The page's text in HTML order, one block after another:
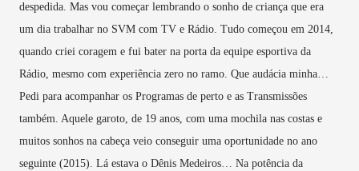
despedida. Mas vou começar lembrando o sonho de criança que era
um dia trabalhar no SVM com TV e Rádio. Tudo começou em 2014,
quando criei coragem e fui bater na porta da equipe esportiva da
Rádio, mesmo com experiência zero no ramo. Que audácia minha…
Pedi para acompanhar os Programas de perto e as Transmissões
também. Aquele garoto, de 19 anos, com uma mochila nas costas e
muitos sonhos na cabeça veio conseguir uma oportunidade no ano
seguinte (2015). Lá estava o Dênis Medeiros… Na potência da